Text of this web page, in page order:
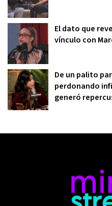
El dato que
vínculo con
De un palito
perdonando
generó